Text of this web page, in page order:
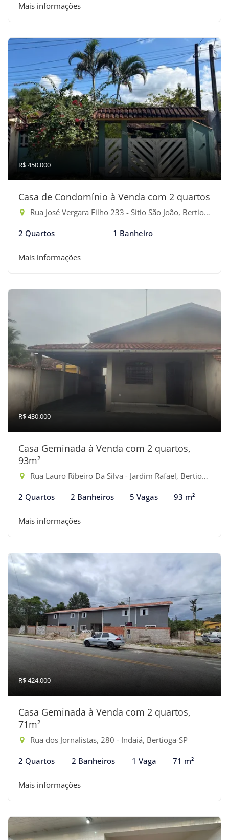
Mais informações
R$ 450.000
Casa de Condomínio à Venda com 2 quartos
Rua José Vergara Filho 233 - Sitio São João, Bertioga-SP
2 Quartos 1 Banheiro
Mais informações
R$ 430.000
Casa Geminada à Venda com 2 quartos,
93m²
Rua Lauro Ribeiro Da Silva - Jardim Rafael, Bertioga-SP
2 Quartos 2 Banheiros 5 Vagas 93 m²
Mais informações
R$ 424.000
Casa Geminada à Venda com 2 quartos,
71m²
Rua dos Jornalistas, 280 - Indaiá, Bertioga-SP
2 Quartos 2 Banheiros 1 Vaga 71 m²
Mais informações